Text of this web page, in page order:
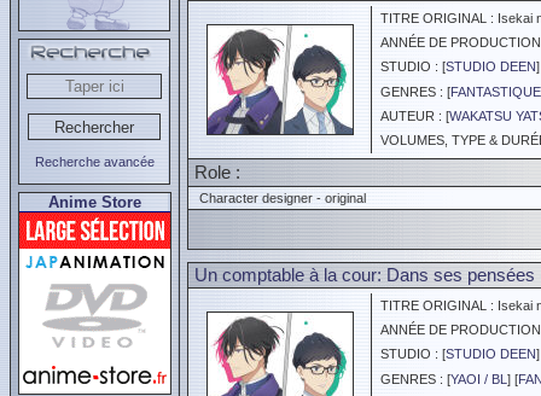
Recherche avancée
Anime Store
TITRE ORIGINAL : Isekai
ANNÉE DE
STUDIO : [STUDIO DEEN]
GENRES : [
AUTEUR : [WAKATSU
VOLUMES, TYPE &
Role :
Character designer - original
Un comptable à la cour: Dans ses pensées
TITRE ORIGINAL : Isekai
ANNÉE DE
STUDIO : [STUDIO DEEN]
GENRES : [YAOI / BL ] [